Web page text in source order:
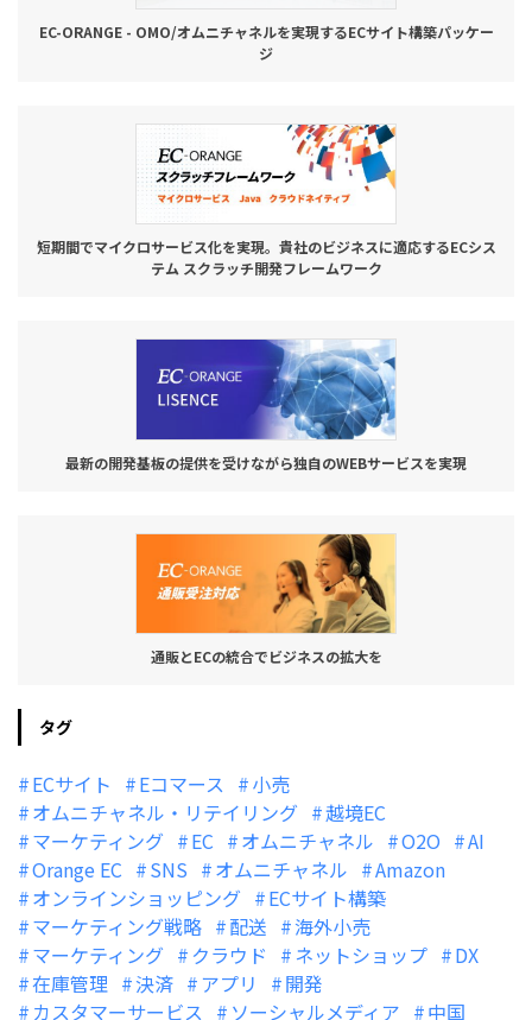
EC-ORANGE - OMO/オムニチャネルを実現するECサイト構築パッケー
ジ
短期間でマイクロサービス化を実現。貴社のビジネスに適応するECシス
テム スクラッチ開発フレームワーク
最新の開発基板の提供を受けながら独自のWEBサービスを実現
通販とECの統合でビジネスの拡大を
タグ
ECサイト Eコマース
小売
オムニチャネル・リテイリング
越境EC
マーケティング
EC オムニチャネル O2O
AI
Orange EC
SNS オムニチャネル
Amazon
オンラインショッピング
ECサイト構築
マーケティング戦略
配送
海外小売
マーケティング
クラウド ネットショップ
DX
在庫管理
決済 アプリ
開発
カスタマーサービス
ソーシャルメディア
中国